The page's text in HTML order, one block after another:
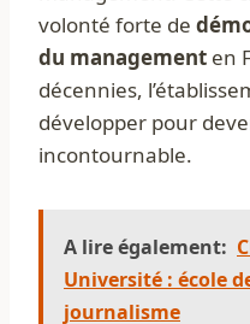
volonté forte de
du management en
décennies,
développer pour
incontournable.
A lire également:
Université : école
journalisme